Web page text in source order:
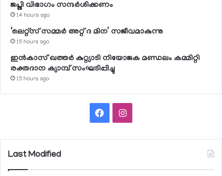
ജപ്തി വിഭാഗം സന്ദര്‍ശിക്കണം
14 hours ago
‘ലെറ്റ്‌സ് സമ്മര്‍ അറ്റ് ദ മിന’ സജീവമാകുന്നു
15 hours ago
ഇന്‍കാസ് ഖത്തര്‍ കുറ്റ്യാടി നിയോജക മണ്ഡലം കമ്മിറ്റി
രക്തദാന ക്യാമ്പ് സംഘടിപ്പിച്ചു
15 hours ago
FacebookInstagram
Last Modified